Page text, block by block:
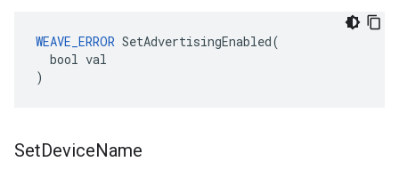
WEAVE_ERROR SetAdvertisingEnabled(
  bool val
)
SetDeviceName